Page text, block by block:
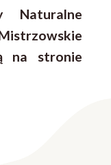
Naturalne
na stronie